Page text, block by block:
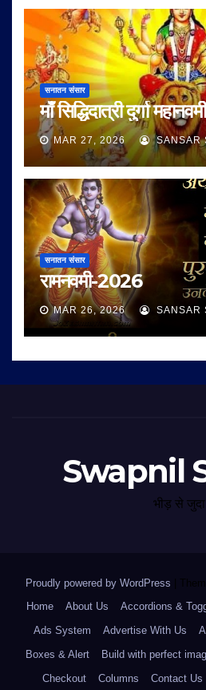
सनातन संसार
माँ सिद्धिदात्री दुर्गा
MAR 27, 2026 SANSAR
सनातन संसार
रामनवमी-2026
MAR 26, 2026 SANSAR
Swapnil
भीड़ से जुदा
Proudly powered by WordPress
Home
About Us Accordions &
Ads System
Advertise With Us
Boxes & Alert
Build with perfect
Checkout
Columns Contact Us